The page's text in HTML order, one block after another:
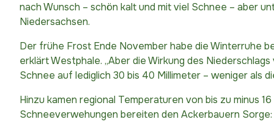
nach Wunsch – schön kalt und mit viel Schnee – aber
Niedersachsen.
Der frühe Frost Ende November habe die Winterruhe
erklärt Westphale. „Aber die Wirkung des
Schnee auf lediglich 30 bis 40 Millimeter – weniger als
Hinzu kamen regional Temperaturen von bis zu minus
Schneeverwehungen bereiten den Ackerbauern